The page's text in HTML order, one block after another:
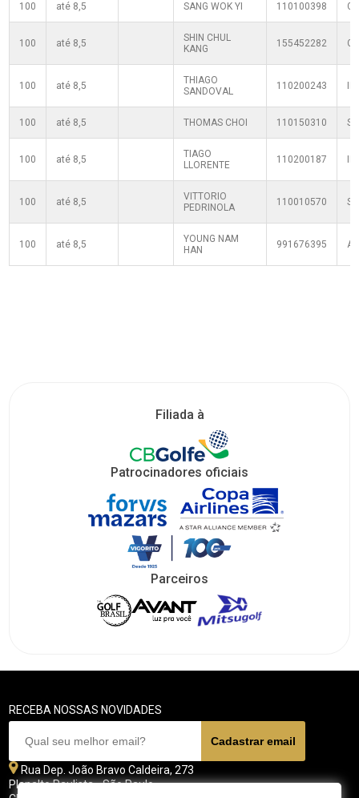
100 até 8,5 SANG WOK YI 110100398
100 até 8,5
SHIN CHUL
KANG
155452282
100 até 8,5
THIAGO
SANDOVAL
110200243
100 até 8,5 THOMAS CHOI 110150310
100 até 8,5
TIAGO
LLORENTE
110200187
100 até 8,5
VITTORIO
PEDRINOLA
110010570
100 até 8,5
YOUNG NAM
HAN
991676395
Filiada à
Patrocinadores oficiais
Parceiros
RECEBA NOSSAS NOVIDADES
Rua Dep. João Bravo Caldeira, 273
Planalto Paulista - São Paulo